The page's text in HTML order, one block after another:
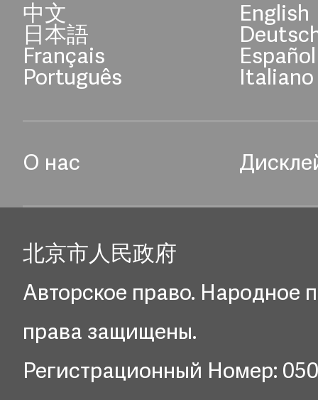
中文 English
日本語
Français Español
Português Italiano
О нас
北京市人民政府
Авторское право. Народное
права защищены.
Регистрационный Номер: